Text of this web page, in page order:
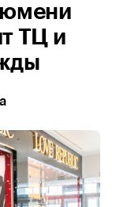
ТЦ и